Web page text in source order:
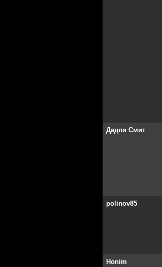
Дадли Смит
polinov85
Honim